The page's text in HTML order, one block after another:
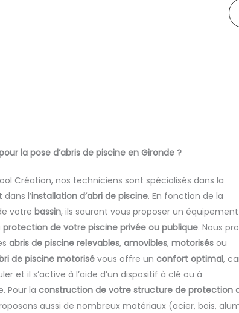
la pose d’abris de piscine en Gironde ?
Création, nos techniciens sont spécialisés dans la
dans l’installation d’abri de piscine. En fonction de la
votre bassin, ils sauront vous proposer un
protection de votre piscine privée ou publique. Nous
abris de piscine relevables, amovibles, motorisés ou
de piscine motorisé vous offre un confort optimal,
et il s’active à l’aide d’un dispositif à clé ou à
Pour la construction de votre structure de protection
aussi de nombreux matériaux (acier, bois,